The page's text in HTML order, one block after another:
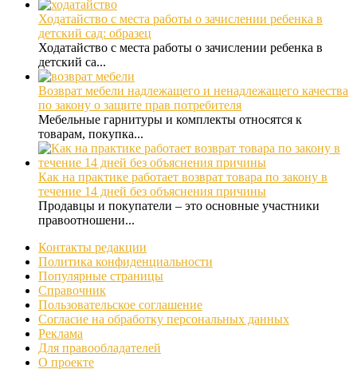
Ходатайство с места работы о зачислении ребенка в
детский сад: образец
Ходатайство с места работы о зачислении ребенка в
детский са...
Возврат мебели надлежащего и ненадлежащего качества
по закону о защите прав потребителя
Мебельные гарнитуры и комплекты относятся к
товарам, покупка...
Как на практике работает возврат товара по закону в
течение 14 дней без объяснения причины
Продавцы и покупатели – это основные участники
правоотношени...
Контакты редакции
Политика конфиденциальности
Популярные страницы
Справочник
Пользовательское соглашение
Согласие на обработку персональных данных
Реклама
Для правообладателей
О проекте